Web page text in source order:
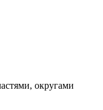
округами